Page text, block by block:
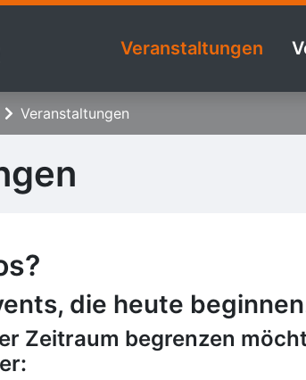
Veranstaltungen
Veranstaltungen
die heute
Zeitraum begrenzen